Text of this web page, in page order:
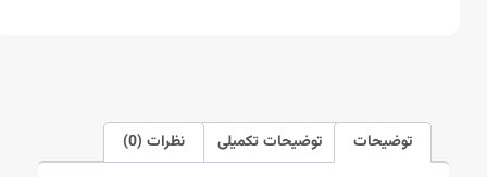
توضیحات توضیحات تکمیلی نظرات (0)